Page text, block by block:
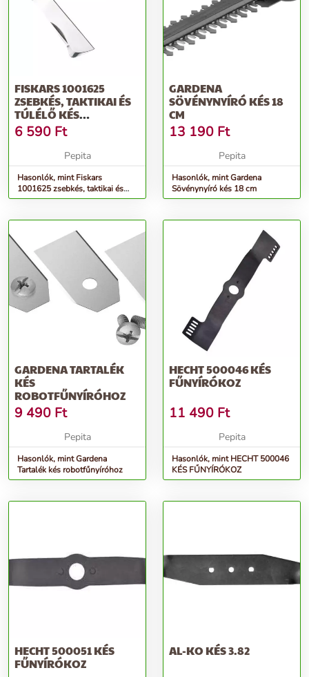
FISKARS 1001625
ZSEBKÉS, TAKTIKAI ÉS
TÚLÉLŐ KÉS
ÖSSZECSUKHATÓ KÉS
6 590 Ft
Pepita
Hasonlók, mint Fiskars
1001625 zsebkés, taktikai és
túlélő kés Összecsukható kés
GARDENA
SÖVÉNYNYÍRÓ KÉS 18
CM
13 190 Ft
Pepita
Hasonlók, mint Gardena
Sövénynyíró kés 18 cm
GARDENA TARTALÉK
KÉS
ROBOTFŰNYÍRÓHOZ
9 490 Ft
Pepita
Hasonlók, mint Gardena
Tartalék kés robotfűnyíróhoz
HECHT 500046 KÉS
FŰNYÍRÓKOZ
11 490 Ft
Pepita
Hasonlók, mint HECHT 500046
KÉS FŰNYÍRÓKOZ
HECHT 500051 KÉS
FŰNYÍRÓKOZ
AL-KO KÉS 3.82